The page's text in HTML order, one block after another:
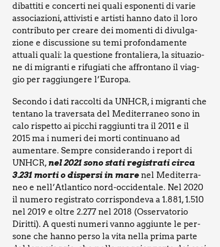
dibat­ti­ti e con­cer­ti nei qua­li espo­nen­ti di varie
asso­cia­zio­ni, atti­vi­sti e arti­sti han­no dato il loro
con­tri­bu­to per crea­re dei momen­ti di divul­ga­
zio­ne e discus­sio­ne su temi pro­fon­da­men­te
attua­li qua­li: la que­stio­ne fron­ta­lie­ra, la situa­zio­
ne di migran­ti e rifu­gia­ti che affron­ta­no il viag­
gio per rag­giun­ge­re l’Europa.
Secon­do i dati rac­col­ti da UNH­CR, i migran­ti che
ten­ta­no la tra­ver­sa­ta del Medi­ter­ra­neo sono in
calo rispet­to ai pic­chi rag­giun­ti tra il 2011 e il
2015 ma i nume­ri dei mor­ti con­ti­nua­no ad
aumen­ta­re. Sem­pre con­si­de­ran­do i report di
UNH­CR, nel 2021 sono sta­ti regi­stra­ti cir­ca
3.231 mor­ti o disper­si in mare nel Medi­ter­ra­
neo e nell’Atlantico nord-occi­den­ta­le. Nel 2020
il nume­ro regi­stra­to cor­ri­spon­de­va a 1.881, 1.510
nel 2019 e oltre 2.277 nel 2018 (Osser­va­to­rio
Dirit­ti). A que­sti nume­ri van­no aggiun­te le per­
so­ne che han­no per­so la vita nel­la pri­ma par­te